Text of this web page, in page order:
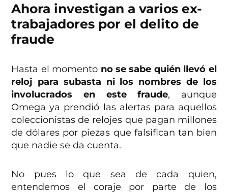
Ahora investigan a varios ex-
trabajadores por el delito de
fraude
Hasta el momento no se sabe quién llevó el
reloj para subasta ni los nombres de los
involucrados en este fraude, aunque
Omega ya prendió las alertas para aquellos
coleccionistas de relojes que pagan millones
de dólares por piezas que falsifican tan bien
que nadie se da cuenta.
No pues lo que sea de cada quien,
entendemos el coraje por parte de los